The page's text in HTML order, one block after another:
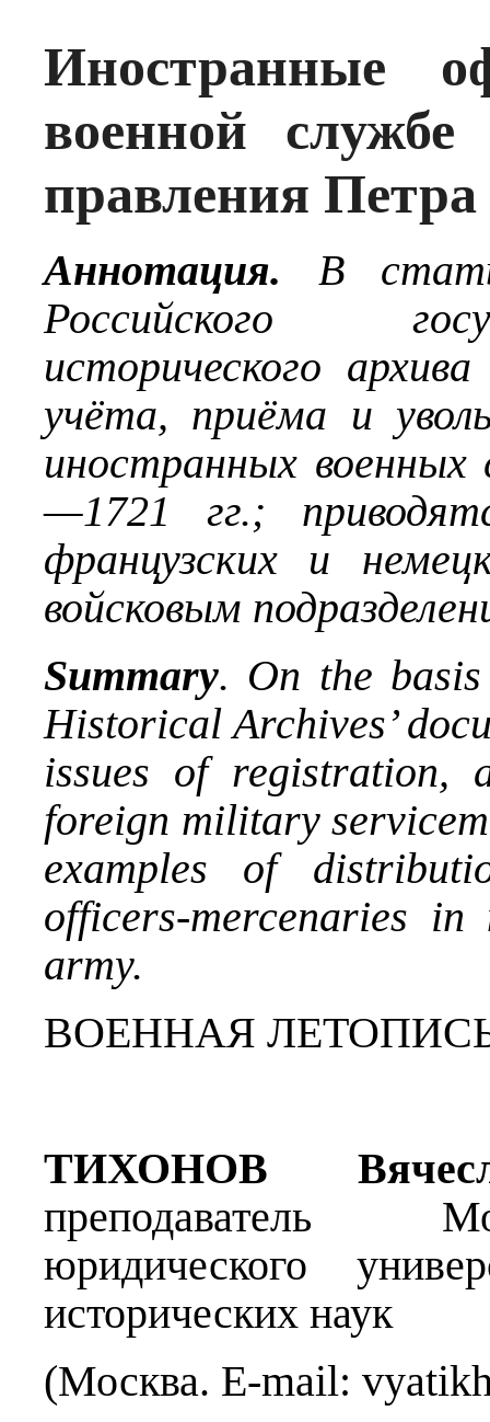
Иностранные
военной
правления Петра
Аннотация. В
Российского
исторического
учёта, приёма и
иностранных военных
—1721
гг.;
французских и
войсковым
Summary. On the
Historical Archives’
issues of registration,
foreign military
examples of
officers-mercenaries
army.
ВОЕННАЯ
ТИХОНОВ
преподаватель
юридического
исторических наук
(Москва. E-mail: